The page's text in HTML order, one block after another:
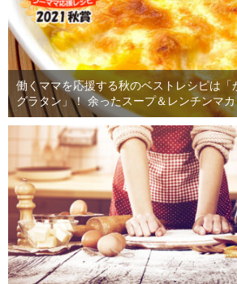
働くママを応援する秋のベストレシピは「
グラタン」！ 余ったスープ＆レンチンマ